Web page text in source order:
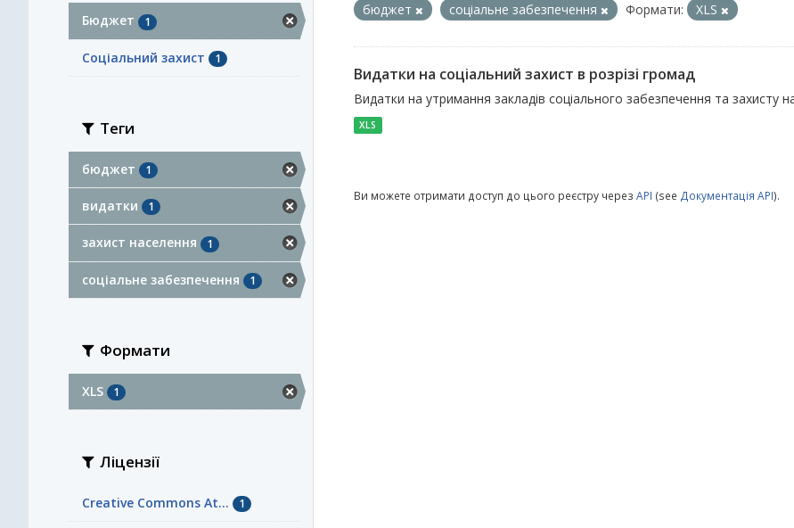
Бюджет 1
Соціальний захист 1
Теги
бюджет 1
видатки 1
захист населення 1
соціальне забезпечення 1
Формати
XLS 1
Ліцензії
Creative Commons At... 1
бюджет
соціальне забезпечення Формати: XLS
Видатки на соціальний захист в розрізі громад
Видатки на утримання закладів соціального забезпечення та захисту
XLS
Ви можете отримати доступ до цього реєстру через API (see Документація API).